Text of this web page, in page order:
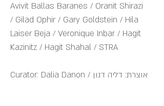
Avivit Ballas Baranes / Oranit Shirazi
/ Gilad Ophir / Gary Goldstein / Hila
Laiser Beja / Veronique Inbar / Hagit
Kazinitz / Hagit Shahal / STRA
Curator: Dalia Danon / אוצרת: דליה דנון